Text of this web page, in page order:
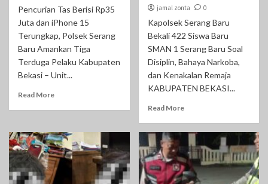
Pencurian Tas Berisi Rp35
Juta dan iPhone 15
Terungkap, Polsek Serang
Baru Amankan Tiga
Terduga Pelaku Kabupaten
Bekasi – Unit...
Read More
jamal zonta 0
Kapolsek Serang Baru
Bekali 422 Siswa Baru
SMAN 1 Serang Baru Soal
Disiplin, Bahaya Narkoba,
dan Kenakalan Remaja
‎KABUPATEN BEKASI...
Read More